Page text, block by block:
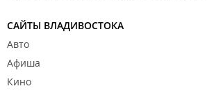
САЙТЫ ВЛАДИВОСТОКА
Авто
Афиша
Кино